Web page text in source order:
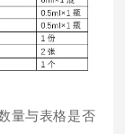
量与表格是否